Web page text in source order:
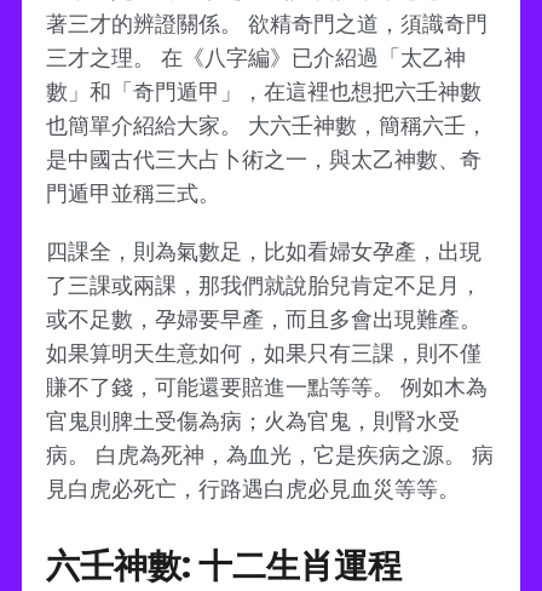
著三才的辨證關係。 欲精奇門之道，須識奇門
三才之理。 在《八字編》已介紹過「太乙神
數」和「奇門遁甲」，在這裡也想把六壬神數
也簡單介紹給大家。 大六壬神數，簡稱六壬，
是中國古代三大占卜術之一，與太乙神數、奇
門遁甲並稱三式。
四課全，則為氣數足，比如看婦女孕產，出現
了三課或兩課，那我們就說胎兒肯定不足月，
或不足數，孕婦要早產，而且多會出現難產。
如果算明天生意如何，如果只有三課，則不僅
賺不了錢，可能還要賠進一點等等。 例如木為
官鬼則脾土受傷為病；火為官鬼，則腎水受
病。 白虎為死神，為血光，它是疾病之源。 病
見白虎必死亡，行路遇白虎必見血災等等。
六壬神數: 十二生肖運程